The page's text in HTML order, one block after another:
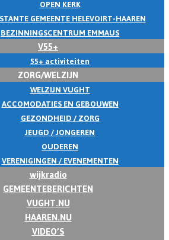
OPEN KERK
GEMEENTE HELEVOIRT-HAAREN
BEZINNINGSCENTRUM EMMAUS
V55+
55+ activiteiten
ZORG/WELZIJN
WELZIJN VUGHT
ACCOMODATIES EN GEBOUWEN
GEZONDHEID / ZORG
JEUGD / JONGEREN
OUDEREN
VERENIGINGEN / EVENEMENTEN
wijkradio
GEMEENTEBERICHTEN
VUGHT.NU
HAAREN.NU
VIDEO’S